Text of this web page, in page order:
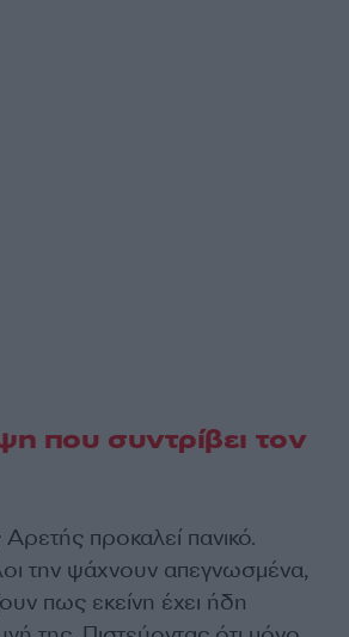
που συντρίβει τον
προκαλεί πανικό.
την ψάχνουν απεγνωσμένα,
πως εκείνη έχει ήδη